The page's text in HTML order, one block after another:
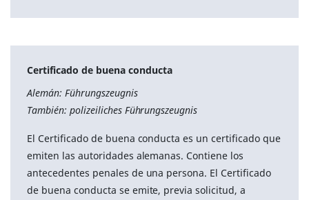
Certificado de buena conducta
Alemán: Führungszeugnis
También: polizeiliches Führungszeugnis
El Certificado de buena conducta es un certificado que
emiten las autoridades alemanas. Contiene los
antecedentes penales de una persona. El Certificado
de buena conducta se emite, previa solicitud, a